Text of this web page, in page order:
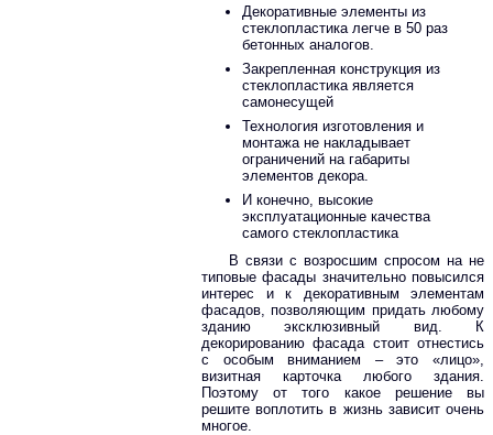
Декоративные элементы из
стеклопластика легче в 50 раз
бетонных аналогов.
Закрепленная конструкция из
стеклопластика является
самонесущей
Технология изготовления и
монтажа не накладывает
ограничений на габариты
элементов декора.
И конечно, высокие
эксплуатационные качества
самого стеклопластика
В связи с возросшим спросом на не
типовые фасады значительно повысился
интерес и к декоративным элементам
фасадов, позволяющим придать любому
зданию эксклюзивный вид. К
декорированию фасада стоит отнестись
с особым вниманием – это «лицо»,
визитная карточка любого здания.
Поэтому от того какое решение вы
решите воплотить в жизнь зависит очень
многое.